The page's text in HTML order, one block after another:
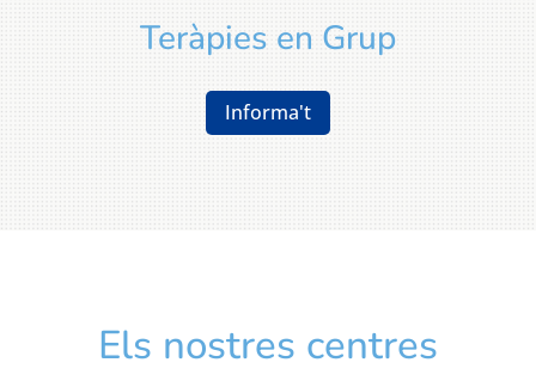
Teràpies en Grup
Informa't
Els nostres centres